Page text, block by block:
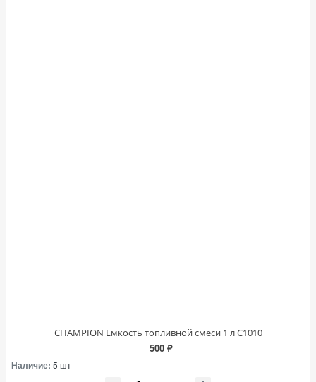
CHAMPION Емкость топливной смеси 1 л C1010
500 ₽
Наличие: 5 шт